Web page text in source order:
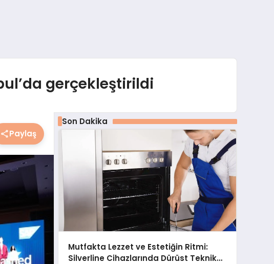
gerçekleştirildi
Paylaş
Son Dakika
Mutfakta Lezzet ve Estetiğin Ritmi:
Silverline Cihazlarında Dürüst Teknik